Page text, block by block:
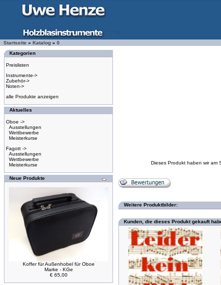
Startseite » Katalog » 0
Kategorien
Preislisten
Instrumente->
Zubehör->
Noten->
alle Produkte anzeigen
Aktuelles
Oboe ->
Ausstellungen
Wettbewerbe
Meisterkurse
Fagott ->
Ausstellungen
Wettbewerbe
Meisterkurse
Neue Produkte
Koffer für Außenhobel für Oboe
Marke - KGe
€ 65,00
Dieses Produkt haben wir am
Weitere Produktbilder:
Kunden, die dieses Produkt gekauft